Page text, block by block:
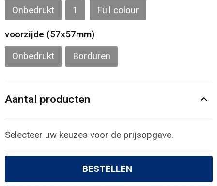
Gilets
Kledingaccessoires
Onbedrukt 1 Full colour
voorzijde (57x57mm)
Onbedrukt Borduren
Aantal producten
Selecteer uw keuzes voor de prijsopgave.
BESTELLEN